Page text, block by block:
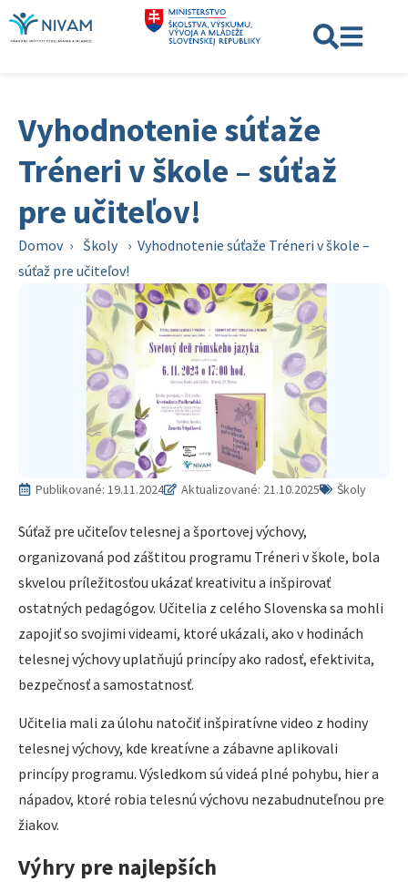
Vyhodnotenie súťaže
Tréneri v škole – súťaž
pre učiteľov!
Domov › Školy › Vyhodnotenie súťaže Tréneri v škole –
súťaž pre učiteľov!
Publikované: 19.11.2024 Aktualizované: 21.10.2025 Školy
Súťaž pre učiteľov telesnej a športovej výchovy,
organizovaná pod záštitou programu Tréneri v škole, bola
skvelou príležitosťou ukázať kreativitu a inšpirovať
ostatných pedagógov. Učitelia z celého Slovenska sa mohli
zapojiť so svojimi videami, ktoré ukázali, ako v hodinách
telesnej výchovy uplatňujú princípy ako radosť, efektivita,
bezpečnosť a samostatnosť.
Učitelia mali za úlohu natočiť inšpiratívne video z hodiny
telesnej výchovy, kde kreatívne a zábavne aplikovali
princípy programu. Výsledkom sú videá plné pohybu, hier a
nápadov, ktoré robia telesnú výchovu nezabudnuteľnou pre
žiakov.
Výhry pre najlepších